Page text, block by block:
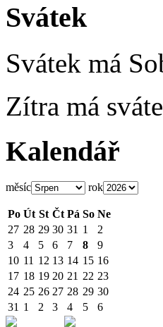
Svátek
Svátek má
Zítra má
Kalendář
měsíc rok
Po Út St Čt Pá So Ne
27 28 29 30 31 1
2
3
4 5 6 7 8
9
10 11 12 13 14 15 16
17 18 19 20 21 22 23
24 25 26 27 28 29 30
31 1 2 3 4 5 6